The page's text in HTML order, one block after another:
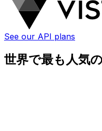
See our API plans
世界で最も人気